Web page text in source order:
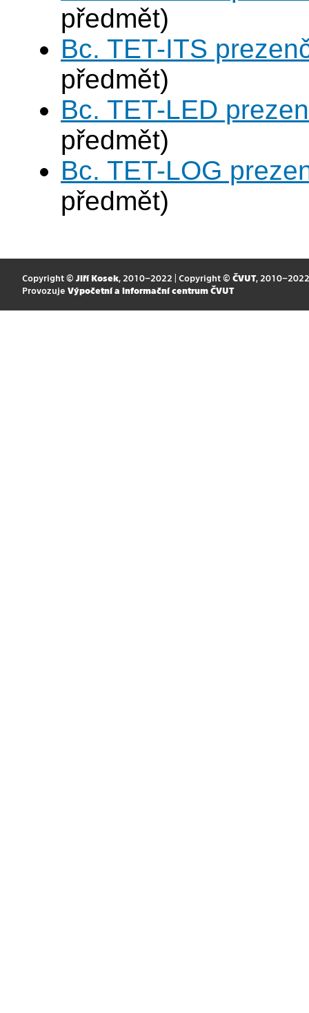
předmět)
Bc. TET-ITS
předmět)
Bc. TET-LED
předmět)
Bc. TET-LOG
předmět)
Copyright © Jiří Kosek, 2010–2022 | Copyright © ČVUT, 2010–2022
Provozuje Výpočetní a informační centrum ČVUT